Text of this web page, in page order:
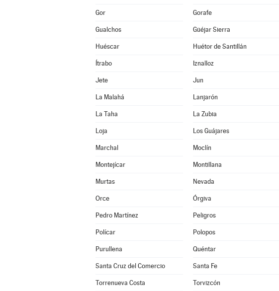
Gor Gorafe
Gualchos Güéjar Sierra
Huéscar Huétor de Santillán
Ítrabo Iznalloz
Jete Jun
La Malahá Lanjarón
La Taha La Zubia
Loja Los Guájares
Marchal Moclín
Montejícar Montillana
Murtas Nevada
Orce Órgiva
Pedro Martínez Peligros
Polícar Polopos
Purullena Quéntar
Santa Cruz del Comercio Santa Fe
Torrenueva Costa Torvizcón